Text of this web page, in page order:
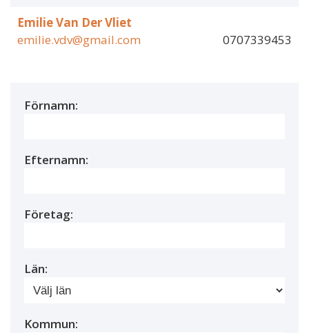
Emilie Van Der Vliet
emilie.vdv@gmail.com
0707339453
Förnamn:
Efternamn:
Företag:
Län:
Kommun: